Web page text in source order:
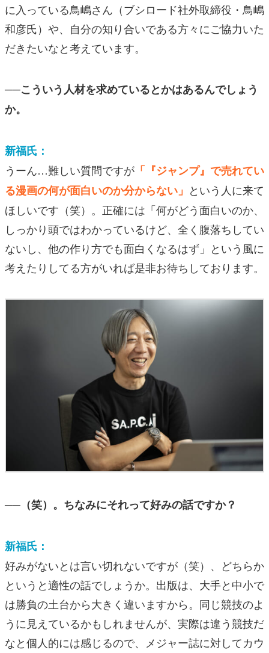
に入っている鳥嶋さん（ブシロード社外取締役・鳥嶋
和彦氏）や、自分の知り合いである方々にご協力いた
だきたいなと考えています。
──こういう人材を求めているとかはあるんでしょう
か。
新福氏：
うーん…難しい質問ですが 「『ジャンプ』で売れてい
る漫画の何が面白いのか分からない」 という人に来て
ほしいです（笑）。正確には「何がどう面白いのか、
しっかり頭ではわかっているけど、全く腹落ちしてい
ないし、他の作り方でも面白くなるはず」という風に
考えたりしてる方がいれば是非お待ちしております。
──（笑）。ちなみにそれって好みの話ですか？
新福氏：
好みがないとは言い切れないですが（笑）、どちらか
というと適性の話でしょうか。出版は、大手と中小で
は勝負の土台から大きく違いますから。同じ競技のよ
うに見えているかもしれませんが、実際は違う競技だ
なと個人的には感じるので、メジャー誌に対してカウ